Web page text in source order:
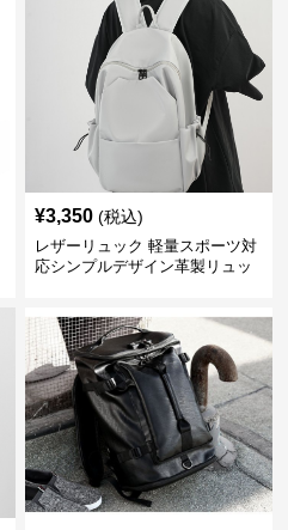
¥3,350 (税込)
レザーリュック 軽量スポーツ対
応シンプルデザイン革製リュッ